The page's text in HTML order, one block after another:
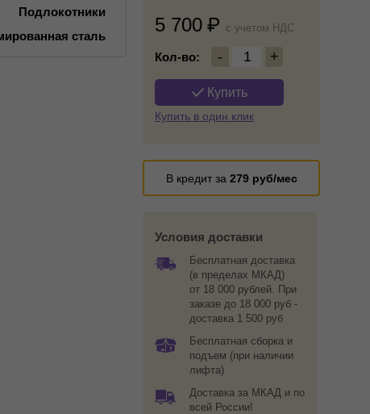
5 700 c учетом НДС
Кол-во: - 1 +
Купить
Купить в один клик
В кредит за 279руб/мес
Условия доставки
Бесплатная доставка
(в пределах МКАД)
от 18 000 рублей. При
заказе до 18 000 руб -
доставка 1 500 руб
Бесплатная сборка и
подъем (при наличии
лифта)
Доставка за МКАД и по
всей России!
Подлокотники
сталь